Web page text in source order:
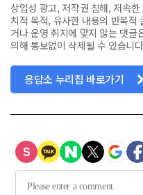
상업성 광고, 저작권 침해, 저속
치적 목적, 유사한 내용의 반복적
거나 운영 취지에 맞지 않는 댓글
의해 통보없이 삭제될 수 있습니
응답소 누리집 바로가기